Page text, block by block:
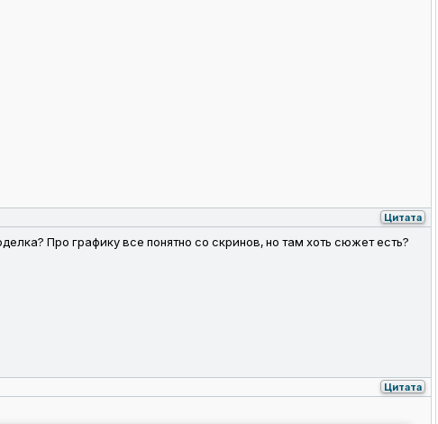
Цитата
Про графику все понятно со скринов, но там хоть сюжет есть?
Цитата